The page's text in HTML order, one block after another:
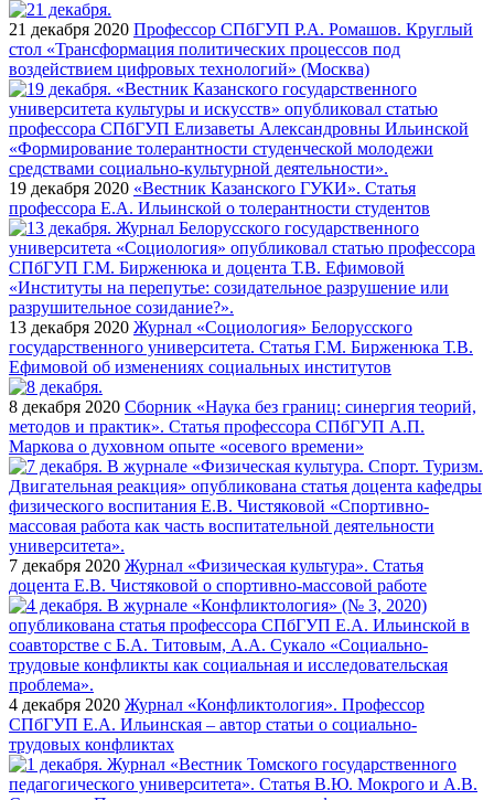
21 декабря 2020 Профессор СПбГУП Р.А. Ромашов. Круглый
стол «Трансформация политических процессов под
воздействием цифровых технологий» (Москва)
19 декабря 2020 «Вестник Казанского ГУКИ». Статья
профессора Е.А. Ильинской о толерантности студентов
13 декабря 2020 Журнал «Социология» Белорусского
государственного университета. Статья Г.М. Бирженюка Т.В.
Ефимовой об изменениях социальных институтов
8 декабря 2020 Сборник «Наука без границ: синергия теорий,
методов и практик». Статья профессора СПбГУП А.П.
Маркова о духовном опыте «осевого времени»
7 декабря 2020 Журнал «Физическая культура». Статья
доцента Е.В. Чистяковой о спортивно-массовой работе
4 декабря 2020 Журнал «Конфликтология». Профессор
СПбГУП Е.А. Ильинская – автор статьи о социально-
трудовых конфликтах